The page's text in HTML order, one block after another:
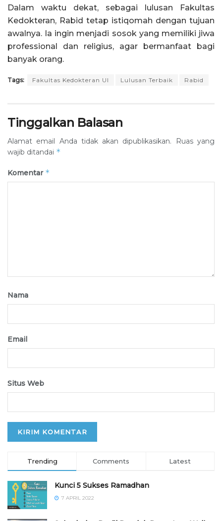
Dalam waktu dekat, sebagai lulusan Fakultas
Kedokteran, Rabid tetap istiqomah dengan tujuan
awalnya. Ia ingin menjadi sosok yang memiliki jiwa
professional dan religius, agar bermanfaat bagi
banyak orang.
Tags: Fakultas Kedokteran UI Lulusan Terbaik Rabid
Tinggalkan Balasan
Alamat email Anda tidak akan dipublikasikan.
Ruas yang
wajib ditandai *
Komentar *
Nama
Email
Situs Web
Trending Comments Latest
Kunci 5 Sukses Ramadhan
7 APRIL 2022